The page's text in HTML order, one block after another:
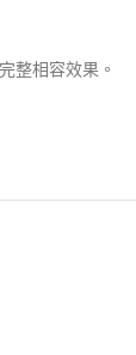
整相容效果。